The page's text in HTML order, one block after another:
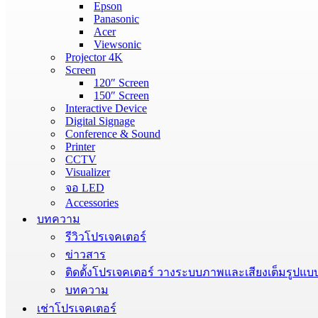
Epson
Panasonic
Acer
Viewsonic
Projector 4K
Screen
120″ Screen
150″ Screen
Interactive Device
Digital Signage
Conference & Sound
Printer
CCTV
Visualizer
จอ LED
Accessories
บทความ
รีวิวโปรเจคเตอร์
ข่าวสาร
ติดตั้งโปรเจคเตอร์ วางระบบภาพและเสียงเต็มรูปแบ
บทความ
เช่าโปรเจคเตอร์